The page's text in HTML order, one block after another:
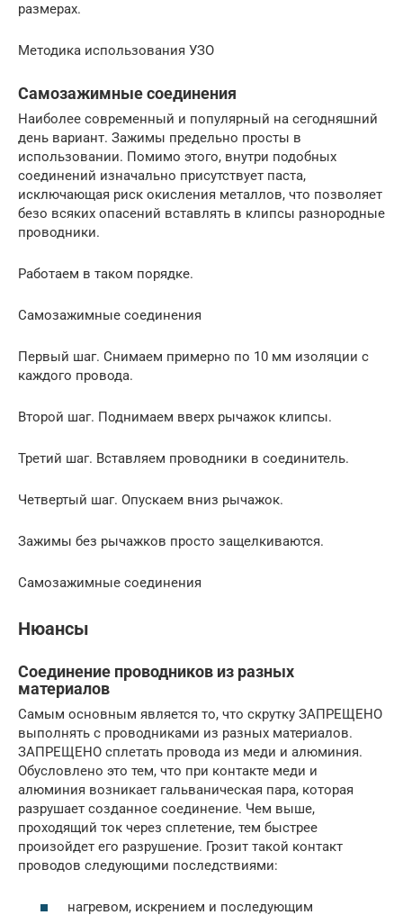
размерах.
Методика использования УЗО
Самозажимные соединения
Наиболее современный и популярный на сегодняшний
день вариант. Зажимы предельно просты в
использовании. Помимо этого, внутри подобных
соединений изначально присутствует паста,
исключающая риск окисления металлов, что позволяет
безо всяких опасений вставлять в клипсы разнородные
проводники.
Работаем в таком порядке.
Самозажимные соединения
Первый шаг. Снимаем примерно по 10 мм изоляции с
каждого провода.
Второй шаг. Поднимаем вверх рычажок клипсы.
Третий шаг. Вставляем проводники в соединитель.
Четвертый шаг. Опускаем вниз рычажок.
Зажимы без рычажков просто защелкиваются.
Самозажимные соединения
Нюансы
Соединение проводников из разных
материалов
Самым основным является то, что скрутку ЗАПРЕЩЕНО
выполнять с проводниками из разных материалов.
ЗАПРЕЩЕНО сплетать провода из меди и алюминия.
Обусловлено это тем, что при контакте меди и
алюминия возникает гальваническая пара, которая
разрушает созданное соединение. Чем выше,
проходящий ток через сплетение, тем быстрее
произойдет его разрушение. Грозит такой контакт
проводов следующими последствиями:
нагревом, искрением и последующим